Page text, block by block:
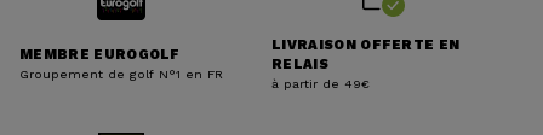
MEMBRE EUROGOLF
Groupement de golf N°1 en FR
LIVRAISON OFFERTE EN
RELAIS
à partir de 49€